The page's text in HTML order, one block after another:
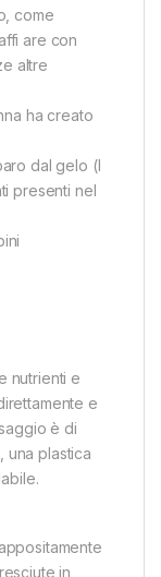
come
are con
altre
ha creato
dal gelo (I
presenti nel
nutrienti e
e
è di
una plastica
in